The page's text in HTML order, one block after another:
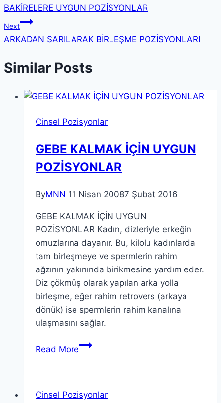
BAKİRELERE UYGUN POZİSYONLAR
Next
ARKADAN SARILARAK BİRLEŞME POZİSYONLARI
Similar Posts
Cinsel Pozisyonlar
GEBE KALMAK İÇİN UYGUN
POZİSYONLAR
ByMNN 11 Nisan 20087 Şubat 2016
GEBE KALMAK İÇİN UYGUN
POZİSYONLAR Kadın, dizleriyle erkeğin
omuzlarına dayanır. Bu, kilolu kadınlarda
tam birleşmeye ve spermlerin rahim
ağzının yakınında birikmesine yardım eder.
Diz çökmüş olarak yapılan arka yolla
birleşme, eğer rahim retrovers (arkaya
dönük) ise spermlerin rahim kanalına
ulaşmasını sağlar.
Read More
Cinsel Pozisyonlar